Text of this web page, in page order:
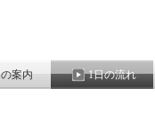
案内 1日の流れ